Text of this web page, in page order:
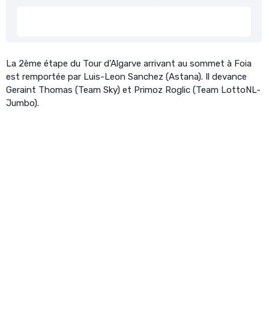
La 2ème étape du Tour d’Algarve arrivant au sommet à Foia
est remportée par Luis-Leon Sanchez (Astana). Il devance
Geraint Thomas (Team Sky) et Primoz Roglic (Team LottoNL-
Jumbo).